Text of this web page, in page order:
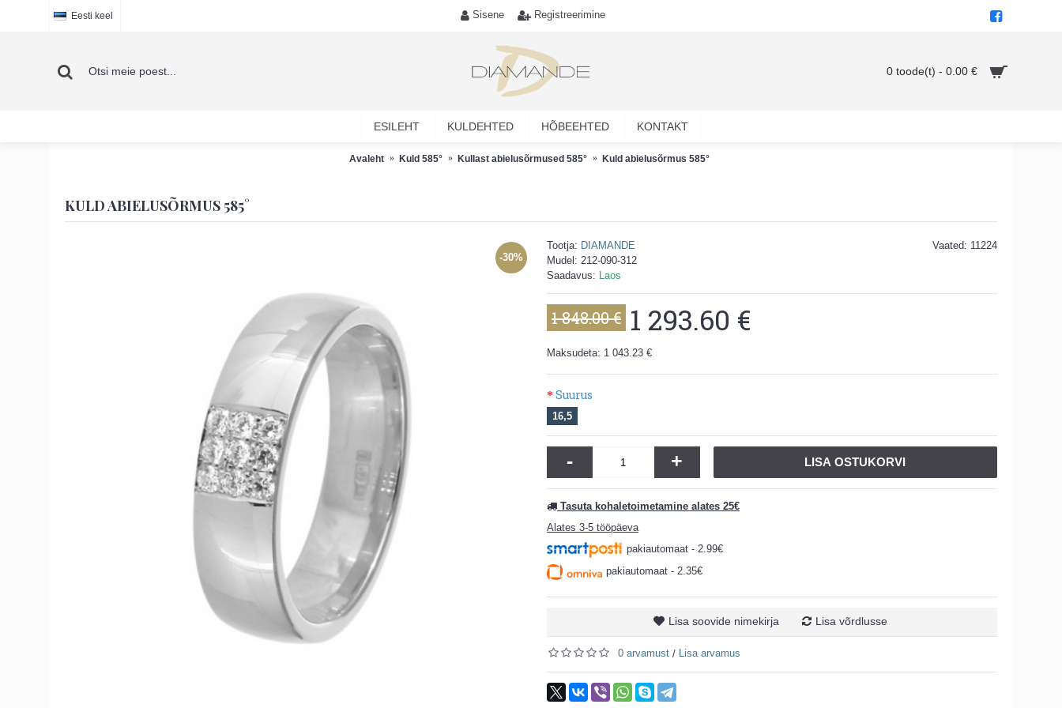
Sisene Registreerimine
Eesti keel
0 toode(t) - 0.00 €
ESILEHT KULDEHTED HÕBEEHTED KONTAKT
Avaleht Kuld 585° Kullast abielusõrmused 585° Kuld abielusõrmus 585°
KULD ABIELUSÕRMUS 585°
-30%
Vaated: 11224
Tootja: DIAMANDE
Mudel: 212-090-312
Saadavus: Laos
1 848.00 € 1 293.60 €
Maksudeta: 1 043.23 €
Suurus
16,5
- + LISA OSTUKORVI
Tasuta kohaletoimetamine alates 25€
Alates 3-5 tööpäeva
pakiautomaat - 2.99€
pakiautomaat - 2.35€
Lisa soovide nimekirja Lisa võrdlusse
0 arvamust / Lisa arvamus